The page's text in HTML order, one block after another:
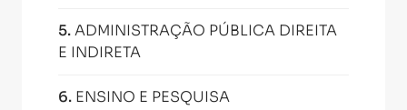
5.ADMINISTRAÇÃO PÚBLICA DIREITA
E INDIRETA
6. ENSINO E PESQUISA